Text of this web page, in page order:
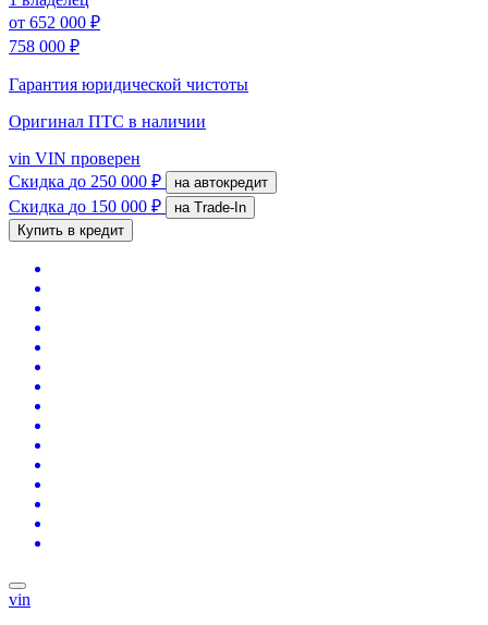
от 652 000 ₽
758 000 ₽
Гарантия юридической чистоты
Оригинал ПТС в наличии
vin VIN проверен
Скидка до 250 000 ₽ на автокредит
Скидка до 150 000 ₽
на Trade-In
Купить в кредит
vin